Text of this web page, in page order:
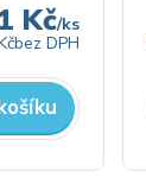
Kč/ks
bez DPH